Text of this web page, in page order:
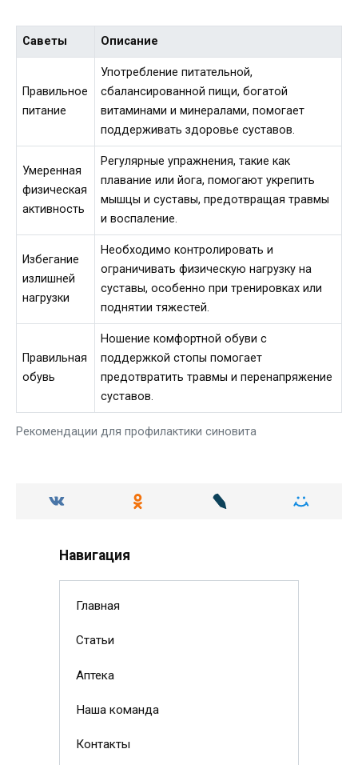
Рекомендации для профилактики синовита
Саветы Описание
Правильное
питание
Употребление питательной,
сбалансированной пищи, богатой
витаминами и минералами, помогает
поддерживать здоровье суставов.
Умеренная
физическая
активность
Регулярные упражнения, такие как
плавание или йога, помогают укрепить
мышцы и суставы, предотвращая травмы
и воспаление.
Избегание
излишней
нагрузки
Необходимо контролировать и
ограничивать физическую нагрузку на
суставы, особенно при тренировках или
поднятии тяжестей.
Правильная
обувь
Ношение комфортной обуви с
поддержкой стопы помогает
предотвратить травмы и перенапряжение
суставов.
Навигация
Главная
Статьи
Аптека
Наша команда
Контакты